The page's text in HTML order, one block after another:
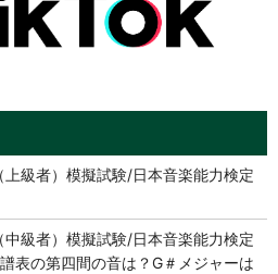
上級者）模擬試験/日本音楽能力検定
中級者）模擬試験/日本音楽能力検定
表の第四間の音は？G＃メジャーは